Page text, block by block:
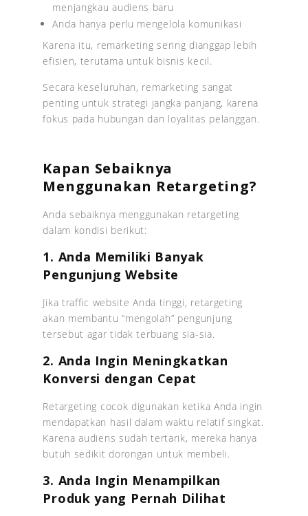
menjangkau audiens baru
Anda hanya perlu mengelola komunikasi
Karena itu, remarketing sering dianggap lebih
efisien, terutama untuk bisnis kecil.
Secara keseluruhan, remarketing sangat
penting untuk strategi jangka panjang, karena
fokus pada hubungan dan loyalitas pelanggan.
Kapan Sebaiknya
Menggunakan Retargeting?
Anda sebaiknya menggunakan retargeting
dalam kondisi berikut:
1. Anda Memiliki Banyak
Pengunjung Website
Jika traffic website Anda tinggi, retargeting
akan membantu “mengolah” pengunjung
tersebut agar tidak terbuang sia-sia.
2. Anda Ingin Meningkatkan
Konversi dengan Cepat
Retargeting cocok digunakan ketika Anda ingin
mendapatkan hasil dalam waktu relatif singkat.
Karena audiens sudah tertarik, mereka hanya
butuh sedikit dorongan untuk membeli.
3. Anda Ingin Menampilkan
Produk yang Pernah Dilihat